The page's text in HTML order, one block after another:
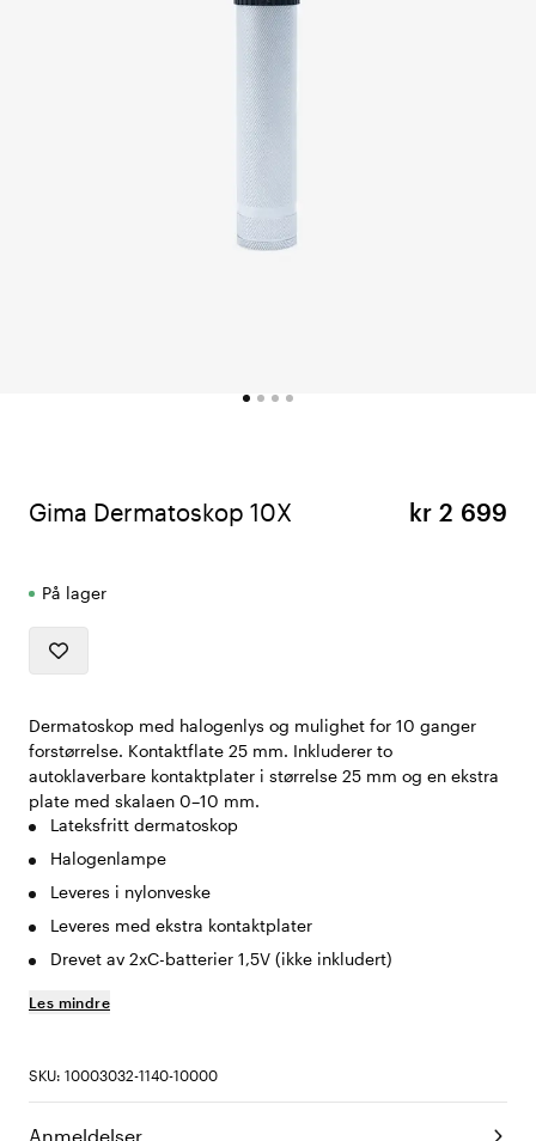
Gima Dermatoskop 10X kr 2 699
På lager
Dermatoskop med halogenlys og mulighet for 10 ganger
forstørrelse. Kontaktflate 25 mm. Inkluderer to
autoklaverbare kontaktplater i størrelse 25 mm og en ekstra
plate med skalaen 0–10 mm.
Lateksfritt dermatoskop
Halogenlampe
Leveres i nylonveske
Leveres med ekstra kontaktplater
Drevet av 2xC-batterier 1,5V (ikke inkludert)
Les mindre
SKU: 10003032-1140-10000
Anmeldelser